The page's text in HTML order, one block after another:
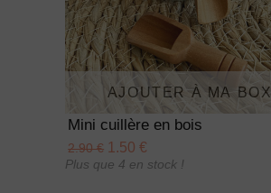
AJOUTER À MA BOX
Mini cuillère en bois
2.90 € 1.50 €
Plus que 4 en stock !